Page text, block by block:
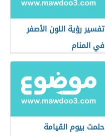
تفسير رؤية اللون الأصفر
في المنام
حلمت بيوم القيامة